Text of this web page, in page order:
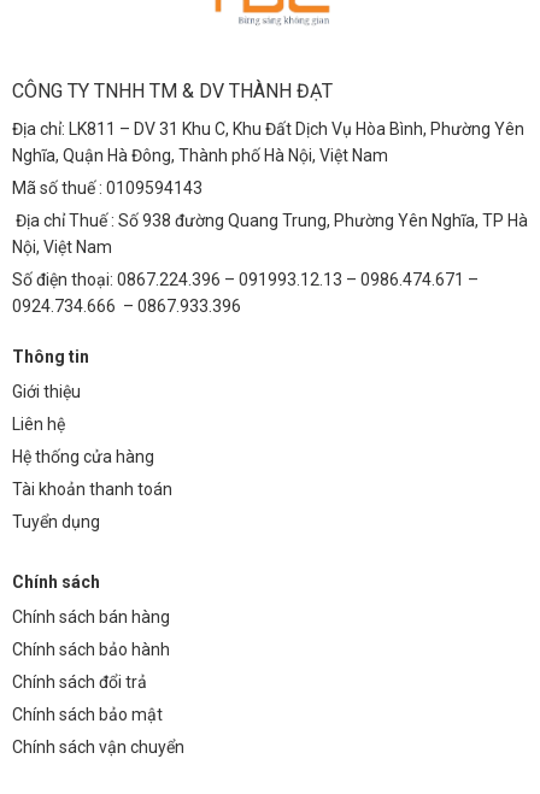
CÔNG TY TNHH TM & DV THÀNH ĐẠT
Địa chỉ: LK811 – DV 31 Khu C, Khu Đất Dịch Vụ Hòa Bình, Phường Yên
Nghĩa, Quận Hà Đông, Thành phố Hà Nội, Việt Nam
Mã số thuế : 0109594143
Địa chỉ Thuế : Số 938 đường Quang Trung, Phường Yên Nghĩa, TP Hà
Nội, Việt Nam
Số điện thoại: 0867.224.396 – 091993.12.13 – 0986.474.671 –
0924.734.666 – 0867.933.396
Thông tin
Giới thiệu
Liên hệ
Hệ thống cửa hàng
Tài khoản thanh toán
Tuyển dụng
Chính sách
Chính sách bán hàng
Chính sách bảo hành
Chính sách đổi trả
Chính sách bảo mật
Chính sách vận chuyển